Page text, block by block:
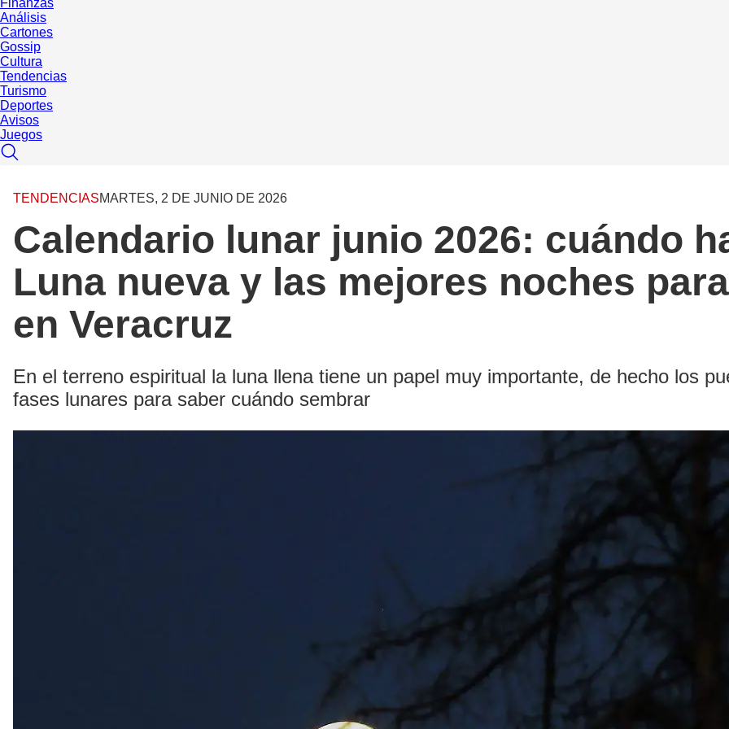
Análisis
Cartones
Gossip
Cultura
Tendencias
Turismo
Deportes
Avisos
Juegos
TENDENCIASMARTES, 2 DE JUNIO DE 2026
Calendario lunar junio 2026: cuándo
Luna nueva y las mejores noches
en Veracruz
En el terreno espiritual la luna llena tiene un papel muy importante, de hecho los
fases lunares para saber cuándo sembrar